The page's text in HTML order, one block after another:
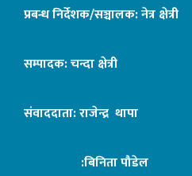
प्रबन्ध निर्देशक/सञ्चालक: नेत्र क्षेत्री
सम्पादक: चन्दा क्षेत्री
संवाददाता: राजेन्द्र थापा
:बिनिता पौडेल